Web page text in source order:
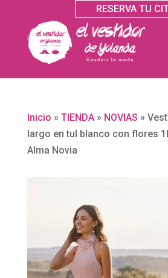
RESERVA TU
Inicio » TIENDA» NOVIAS »
largo en tul blanco con flores
Alma Novia